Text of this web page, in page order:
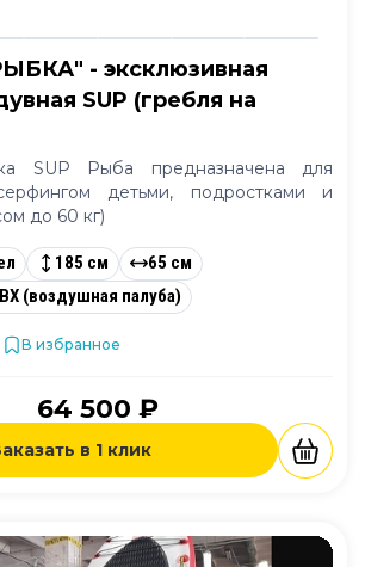
- эксклюзивная
SUP (гребля на
SUP Рыба предназначена для
детьми, подростками и
до 60 кг)
185 см
65 см
(воздушная палуба)
В избранное
64 500 ₽
в 1 клик